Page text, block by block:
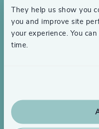
They help us show you
you and improve site
your experience. You
time.
Vous
avez
en
Communiquez avec